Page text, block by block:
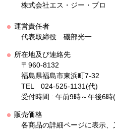
株式会社エス・ジー・プロ
運営責任者
代表取締役 磯部光一
所在地及び連絡先
〒960-8132
福島県福島市東浜町7-32
TEL 024-525-1131(代)
受付時間 : 午前9時～午後6時
販売価格
各商品の詳細ページに表示、